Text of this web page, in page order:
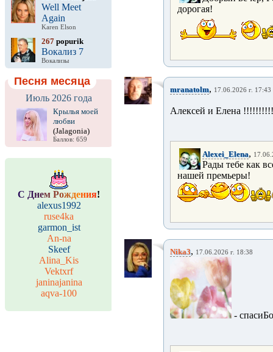
Well Meet
Again
Karen Elson
267 popurik
Вокализ 7
Вокализы
Песня месяца
Июль 2026 года
Крылья моей
любви
(Jalagonia)
Баллов: 659
С Днем Рождения!
alexus1992
ruse4ka
garmon_ist
An-na
Skeef
Alina_Kis
Vektxrf
janinajanina
aqva-100
дорогая!
mranatolm, 17.06.2026 г. 17:43
Алексей и Елена
Alexei_Elena,
Рады тебе как
нашей премьеры!
Nika3, 17.06.2026 г. 18:38
-